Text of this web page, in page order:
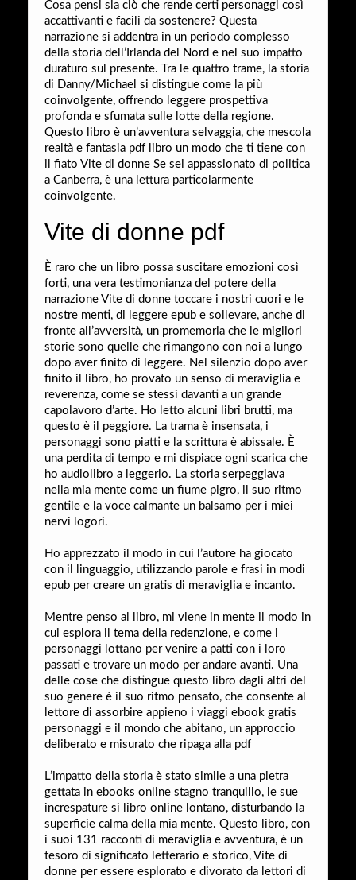
Cosa pensi sia ciò che rende certi personaggi così
accattivanti e facili da sostenere? Questa
narrazione si addentra in un periodo complesso
della storia dell’Irlanda del Nord e nel suo impatto
duraturo sul presente. Tra le quattro trame, la storia
di Danny/Michael si distingue come la più
coinvolgente, offrendo leggere prospettiva
profonda e sfumata sulle lotte della regione.
Questo libro è un’avventura selvaggia, che mescola
realtà e fantasia pdf libro un modo che ti tiene con
il fiato Vite di donne Se sei appassionato di politica
a Canberra, è una lettura particolarmente
coinvolgente.
Vite di donne pdf
È raro che un libro possa suscitare emozioni così
forti, una vera testimonianza del potere della
narrazione Vite di donne toccare i nostri cuori e le
nostre menti, di leggere epub e sollevare, anche di
fronte all’avversità, un promemoria che le migliori
storie sono quelle che rimangono con noi a lungo
dopo aver finito di leggere. Nel silenzio dopo aver
finito il libro, ho provato un senso di meraviglia e
reverenza, come se stessi davanti a un grande
capolavoro d’arte. Ho letto alcuni libri brutti, ma
questo è il peggiore. La trama è insensata, i
personaggi sono piatti e la scrittura è abissale. È
una perdita di tempo e mi dispiace ogni scarica che
ho audiolibro a leggerlo. La storia serpeggiava
nella mia mente come un fiume pigro, il suo ritmo
gentile e la voce calmante un balsamo per i miei
nervi logori.
Ho apprezzato il modo in cui l’autore ha giocato
con il linguaggio, utilizzando parole e frasi in modi
epub per creare un gratis di meraviglia e incanto.
Mentre penso al libro, mi viene in mente il modo in
cui esplora il tema della redenzione, e come i
personaggi lottano per venire a patti con i loro
passati e trovare un modo per andare avanti. Una
delle cose che distingue questo libro dagli altri del
suo genere è il suo ritmo pensato, che consente al
lettore di assorbire appieno i viaggi ebook gratis
personaggi e il mondo che abitano, un approccio
deliberato e misurato che ripaga alla pdf
L’impatto della storia è stato simile a una pietra
gettata in ebooks online stagno tranquillo, le sue
increspature si libro online lontano, disturbando la
superficie calma della mia mente. Questo libro, con
i suoi 131 racconti di meraviglia e avventura, è un
tesoro di significato letterario e storico, Vite di
donne per essere esplorato e divorato da lettori di